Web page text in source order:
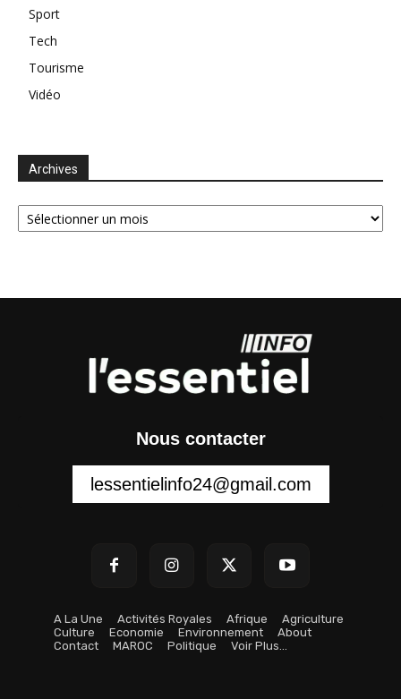
Sport
Tech
Tourisme
Vidéo
Archives
Archives
Nous contacter
lessentielinfo24@gmail.com
A La Une Activités Royales Afrique
Agriculture
Culture
Economie Environnement
About
Contact
MAROC Politique Voir Plus…